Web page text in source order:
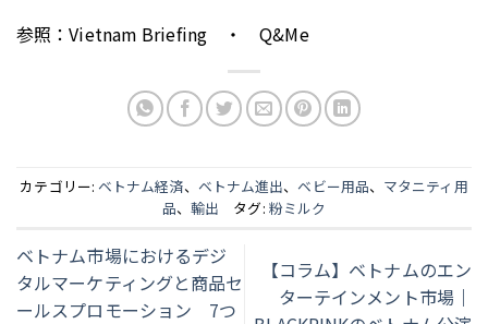
参照：Vietnam Briefing ・ Q&Me
カテゴリー: ベトナム経済、 ベトナム進出、 ベビー用品、 マタニティ用
品、輸出 タグ: 粉ミルク
ベトナム市場におけるデジ
タルマーケティングと商品セ
ールスプロモーション 7つ
【コラム】ベトナムのエン
ターテインメント市場｜